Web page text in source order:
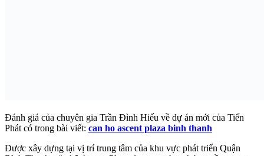
Đánh giá của chuyên gia Trần Đình Hiếu về dự án mới của Tiến
Phát có trong bài viết: can ho ascent plaza binh thanh
Được xây dựng tại vị trí trung tâm của khu vực phát triển Quận